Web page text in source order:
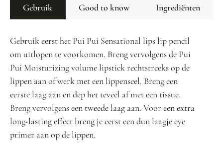
Gebruik Good to know Ingrediënten
Gebruik eerst het Pui Pui Sensational lips lip pencil
om uitlopen te voorkomen. Breng vervolgens de Pui
Pui Moisturizing volume lipstick rechtstreeks op de
lippen aan of werk met een lippenseel. Breng een
eerste laag aan en dep het teveel af met een tissue.
Breng vervolgens een tweede laag aan. Voor een extra
long-lasting effect breng je eerst een dun laagje eye
primer aan op de lippen.